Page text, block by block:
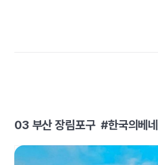
03 부산 장림포구 #한국의베